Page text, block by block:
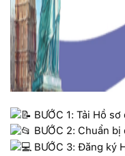
BƯỚC 1: Tải Hồ
BƯỚC 2: Chuẩn
BƯỚC 3: Đăng ký